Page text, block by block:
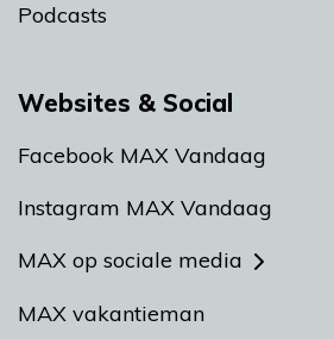
Podcasts
Websites & Social
Facebook MAX Vandaag
Instagram MAX Vandaag
MAX op sociale media
MAX vakantieman